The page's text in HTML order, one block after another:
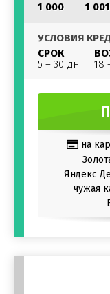
1 000
1 001
УСЛОВИЯ
СРОК
5 – 30 дн
18
на
Яндекс
чужая